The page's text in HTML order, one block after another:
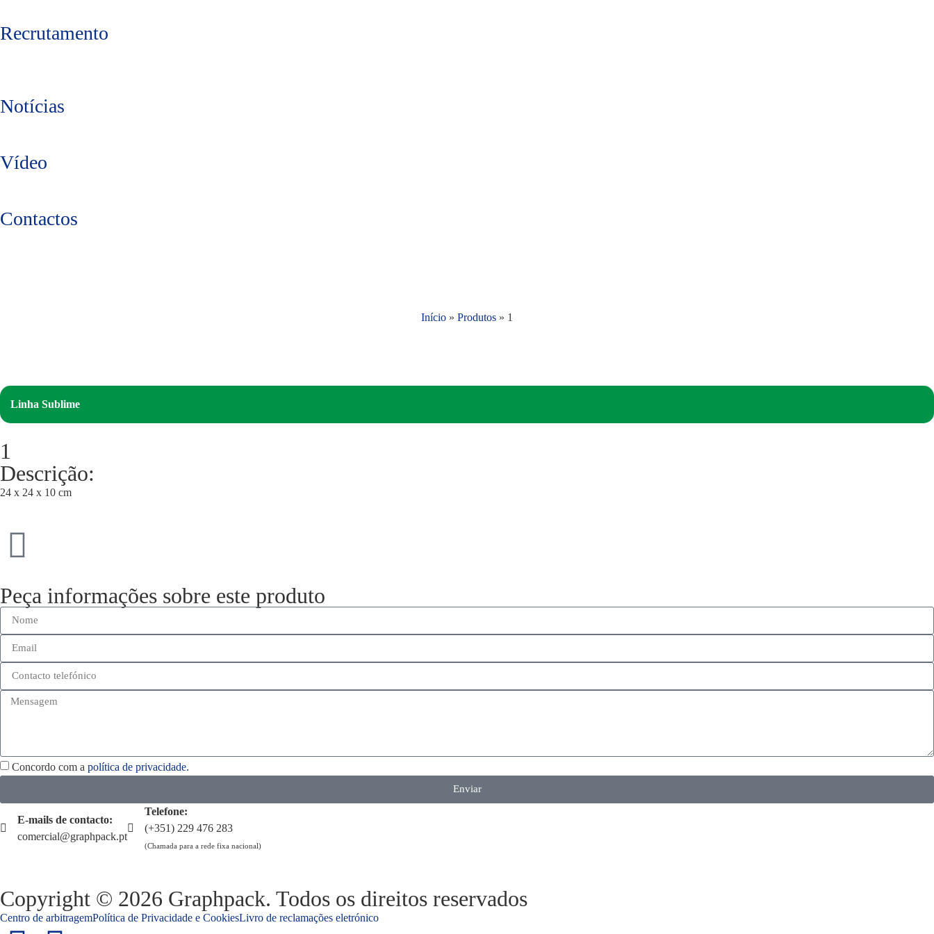
Recrutamento
Notícias
Vídeo
Contactos
Início » Produtos » 1
Linha Sublime
1
Descrição:
24 x 24 x 10 cm
Peça informações sobre este produto
Concordo com a política de privacidade.
Enviar
E-mails de contacto:
comercial@graphpack.pt
Telefone:
(+351) 229 476 283
(Chamada para a rede fixa nacional)
Copyright © 2026 Graphpack. Todos os direitos reservados
Centro de arbitragemPolítica de Privacidade e CookiesLivro de reclamações eletrónico